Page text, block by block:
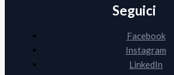
Seguici
Facebook
Instagram
LinkedIn